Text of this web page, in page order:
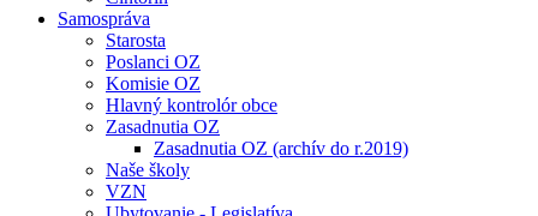
Samospráva
Starosta
Poslanci OZ
Komisie OZ
Hlavný kontrolór obce
Zasadnutia OZ
Zasadnutia OZ (archív do r.2019)
Naše školy
VZN